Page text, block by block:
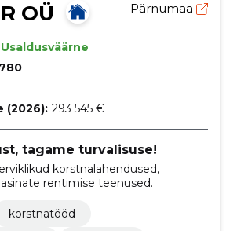
OÜ Pärnumaa
Usaldusväärne
(2026): 293 545 €
tagame turvalisuse!
korstnalahendused,
rentimise teenused.
korstnatööd